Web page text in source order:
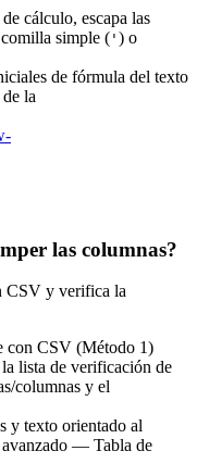
cálculo, escapa las
simple ( ' ) o
de fórmula del texto
la
las columnas?
CSV y verifica la
con CSV (Método 1)
lista de verificación de
columnas y el
y texto orientado al
— Tabla de